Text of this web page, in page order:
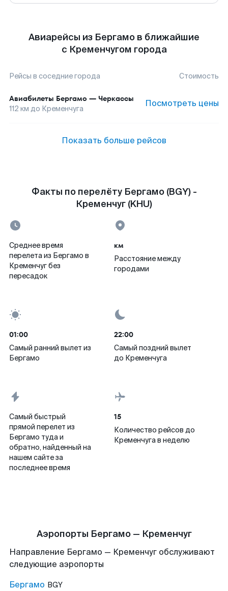
Авиарейсы из Бергамо в ближайшие
с Кременчугом города
Рейсы в соседние города Стоимость
Авиабилеты Бергамо — Черкассы
112 км до Кременчуга Посмотреть цены
Показать больше рейсов
Факты по перелёту Бергамо (BGY) -
Кременчуг (KHU)
Среднее время
перелета из Бергамо в
Кременчуг без
пересадок
км
Расстояние между
городами
01:00
Самый ранний вылет из
Бергамо
22:00
Самый поздний вылет
до Кременчуга
Самый быстрый
прямой перелет из
Бергамо туда и
обратно, найденный на
нашем сайте за
последнее время
15
Количество рейсов до
Кременчуга в неделю
Аэропорты Бергамо — Кременчуг
Направление Бергамо — Кременчуг обслуживают
следующие аэропорты
Бергамо BGY